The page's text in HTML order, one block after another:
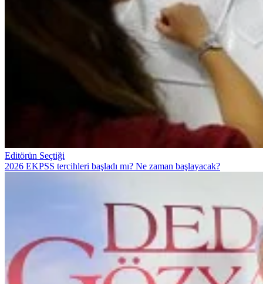
Editörün Seçtiği
2026 EKPSS tercihleri başladı mı? Ne zaman başlayacak?